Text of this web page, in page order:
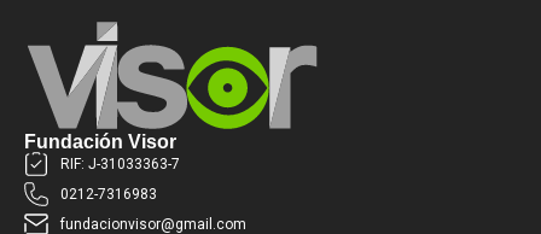
Fundación Visor
RIF: J-31033363-7
0212-7316983
fundacionvisor@gmail.com